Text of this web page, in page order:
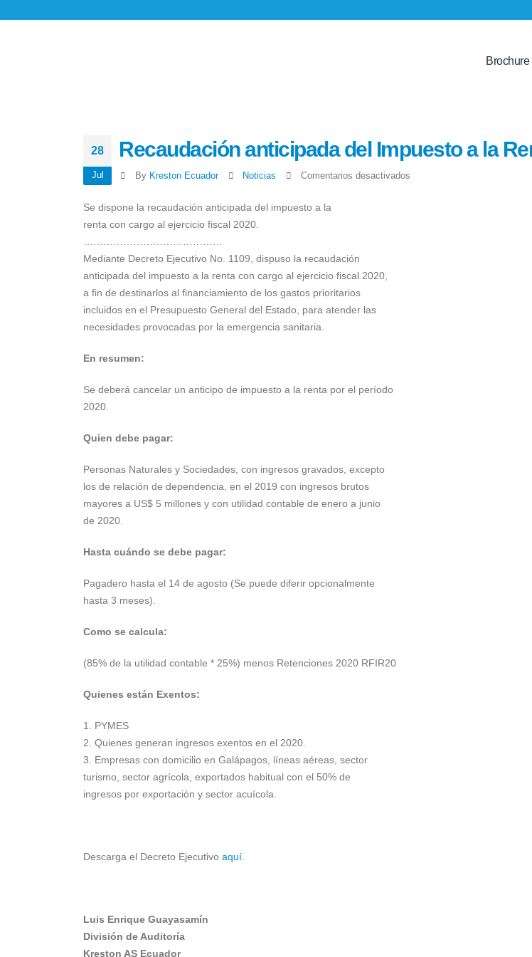
Brochure
28
Jul
Recaudación anticipada del Impuesto a la
By Kreston Ecuador Noticias Comentarios desactivadosen
Se dispone la recaudación anticipada del impuesto a la
renta con cargo al ejercicio fiscal 2020.
Mediante Decreto Ejecutivo No. 1109, dispuso la recaudación
anticipada del impuesto a la renta con cargo al ejercicio fiscal 2020,
a fin de destinarlos al financiamiento de los gastos prioritarios
incluidos en el Presupuesto General del Estado, para atender las
necesidades provocadas por la emergencia sanitaria.
En resumen:
Se deberá cancelar un anticipo de impuesto a la renta por el período
2020.
Quien debe pagar:
Personas Naturales y Sociedades, con ingresos gravados, excepto
los de relación de dependencia, en el 2019 con ingresos brutos
mayores a US$ 5 millones y con utilidad contable de enero a junio
de 2020.
Hasta cuándo se debe pagar:
Pagadero hasta el 14 de agosto (Se puede diferir opcionalmente
hasta 3 meses).
Como se calcula:
(85% de la utilidad contable * 25%) menos Retenciones 2020 RFIR20
Quienes están Exentos:
1. PYMES
2. Quienes generan ingresos exentos en el 2020.
3. Empresas con domicilio en Galápagos, líneas aéreas, sector
turismo, sector agrícola, exportados habitual con el 50% de
ingresos por exportación y sector acuícola.
Descarga el Decreto Ejecutivo aquí.
Luis Enrique Guayasamín
División de Auditoría
Kreston AS Ecuador